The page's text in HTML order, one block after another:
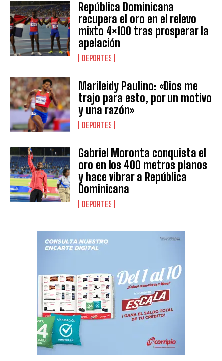
República Dominicana
recupera el oro en el relevo
mixto 4×100 tras prosperar la
apelación
DEPORTES
Marileidy Paulino: «Dios me
trajo para esto, por un motivo
y una razón»
DEPORTES
Gabriel Moronta conquista el
oro en los 400 metros planos
y hace vibrar a República
Dominicana
DEPORTES